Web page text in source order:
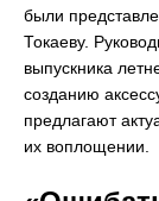
были
Токаеву.
выпускника
созданию
предлагают
их воплощении.